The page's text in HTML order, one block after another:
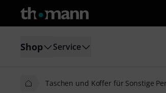
Shop Service
Taschen und Koffer für Sonstige